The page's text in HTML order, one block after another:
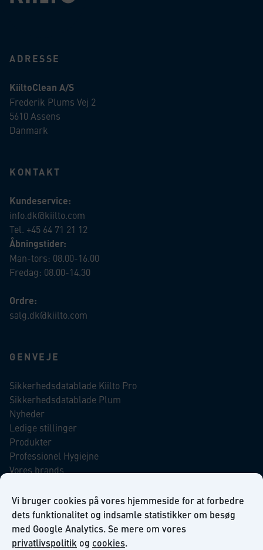
Vi bruger cookies på vores hjemmeside for at forbedre
dets funktionalitet og indsamle statistikker om besøg
med Google Analytics. Se mere om vores
privatlivspolitik og cookies.
ADRESSE
KiiltoClean A/S
Frederik Plums Vej 2
5610 Assens
Danmark
KONTAKT
Kundeservice:
info.dk@kiilto.com
Tel. +45 64 71 21 12
Åbningstider:
Man-tors: 08.00-16.00
Fredag: 08.00-14.30
Ordre:
salg.dk@kiilto.com
GENVEJE
Sikkerhedsdatablade Kiilto Pro
Sikkerhedsdatablade Plum
Nyheder
Ledige stillinger
Produkter
Professionel Hygiejne
Vores brands
Our Promise to the Environment
INFORMATION